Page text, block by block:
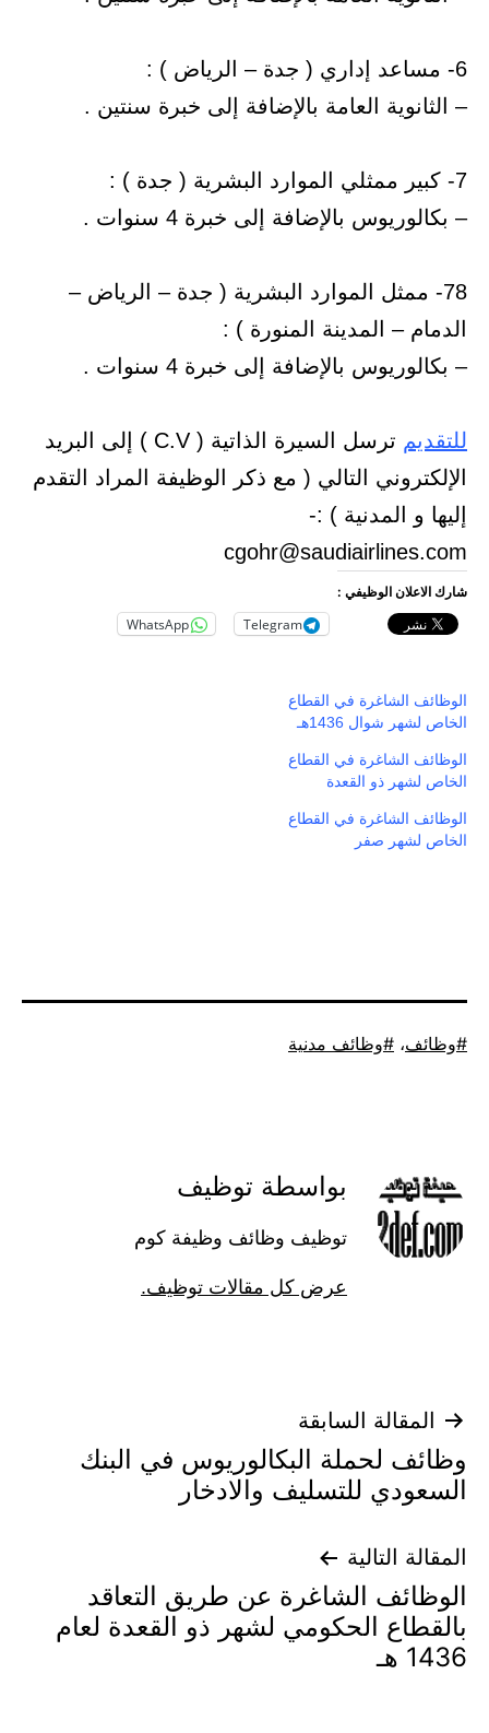
6- مساعد إداري ( جدة – الرياض ) :
– الثانوية العامة بالإضافة إلى خبرة سنتين .
7- كبير ممثلي الموارد البشرية ( جدة ) :
– بكالوريوس بالإضافة إلى خبرة 4 سنوات .
78- ممثل الموارد البشرية ( جدة – الرياض –
الدمام – المدينة المنورة ) :
– بكالوريوس بالإضافة إلى خبرة 4 سنوات .
للتقديم
ترسل السيرة الذاتية ( C.V ) إلى البريد
الإلكتروني التالي ( مع ذكر الوظيفة المراد التقدم
إليها و المدنية ) :-
cgohr@saudiairlines.com
شارك الاعلان الوظيفي :
Telegram
WhatsApp
الوظائف الشاغرة في القطاع
الخاص لشهر شوال 1436هـ
الوظائف الشاغرة في القطاع
الخاص لشهر ذو القعدة
الوظائف الشاغرة في القطاع
الخاص لشهر صفر
موسوم
وظائف، وظائف مدنية
بواسطة توظيف
توظيف وظائف وظيفة كوم
عرض كل مقالات توظيف.
تصفّح
المقالات
المقالة السابقة
وظائف لحملة البكالوريوس في البنك
السعودي للتسليف والادخار
المقالة التالية
الوظائف الشاغرة عن طريق التعاقد
بالقطاع الحكومي لشهر ذو القعدة لعام
1436 هـ